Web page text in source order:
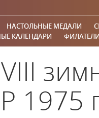
НАСТОЛЬНЫЕ МЕДАЛИ
КАЛЕНДАРИ
1975